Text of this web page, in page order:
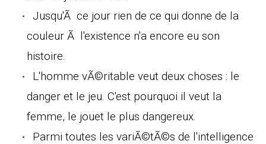
Jusqu'Ã ce jour rien de ce qui donne de la
couleur Ã l'existence n'a encore eu son
histoire.
L'homme vÃ©ritable veut deux choses : le
danger et le jeu. C'est pourquoi il veut la
femme, le jouet le plus dangereux.
Parmi toutes les variÃ©tÃ©s de l'intelligence